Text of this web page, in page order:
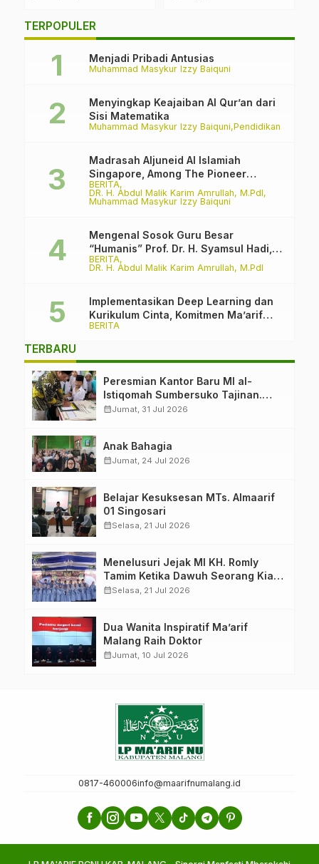
TERPOPULER
Muhammad Masykur Izzy Baiquni
Menjadi Pribadi Antusias
Muhammad Masykur Izzy Baiquni Pendidikan
Menyingkap Keajaiban Al Qur’an dari
Sisi Matematika
BERITA
DR. H. Abdul Malik Karim Amrullah, M.PdI
Muhammad Masykur Izzy Baiquni
Madrasah Aljuneid Al Islamiah
Singapore, Among The Pioneer
Madrasah
BERITA
DR. H. Abdul Malik Karim Amrullah, M.PdI
Mengenal Sosok Guru Besar
“Humanis” Prof. Dr. H. Syamsul Hadi,
M.Pd., M.Ed.
BERITA
Implementasikan Deep Learning dan
Kurikulum Cinta, Komitmen Ma’arif
PCNU Kabupaten Malang Melawan
TERBARU
Peresmian Kantor Baru MI al-
Istiqomah Sumbersuko Tajinan.
Ketua LP Ma’arif PCNU Malang
calendar_monthJumat, 31 Jul 2026
Anak Bahagia
calendar_monthJumat, 24 Jul 2026
Belajar Kesuksesan MTs. Almaarif
01 Singosari
calendar_monthSelasa, 21 Jul 2026
Menelusuri Jejak MI KH. Romly
Tamim Ketika Dawuh Seorang Kiai
Menjelma Menjadi Mercusuar
calendar_monthSelasa, 21 Jul 2026
Dua Wanita Inspiratif Ma’arif
Malang Raih Doktor
calendar_monthJumat, 10 Jul 2026
0817-460006info@maarifnumalang.id